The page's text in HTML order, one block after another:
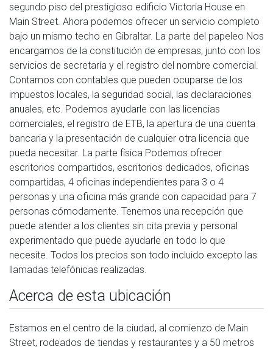
segundo piso del prestigioso edificio Victoria House en
Main Street. Ahora podemos ofrecer un servicio completo
bajo un mismo techo en Gibraltar. La parte del papeleo Nos
encargamos de la constitución de empresas, junto con los
servicios de secretaría y el registro del nombre comercial.
Contamos con contables que pueden ocuparse de los
impuestos locales, la seguridad social, las declaraciones
anuales, etc. Podemos ayudarle con las licencias
comerciales, el registro de ETB, la apertura de una cuenta
bancaria y la presentación de cualquier otra licencia que
pueda necesitar. La parte física Podemos ofrecer
escritorios compartidos, escritorios dedicados, oficinas
compartidas, 4 oficinas independientes para 3 o 4
personas y una oficina más grande con capacidad para 7
personas cómodamente. Tenemos una recepción que
puede atender a los clientes sin cita previa y personal
experimentado que puede ayudarle en todo lo que
necesite. Todos los precios son todo incluido excepto las
llamadas telefónicas realizadas.
Acerca de esta ubicación
Estamos en el centro de la ciudad, al comienzo de Main
Street, rodeados de tiendas y restaurantes y a 50 metros